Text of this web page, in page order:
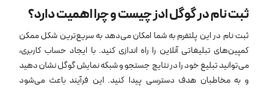
ثبت نام در گوگل ادز چیست و چرا اهمیت دارد؟
ثبت نام در این پلتفرم به شما امکان می‌دهد به سریع‌ترین شکل ممکن
کمپین‌های تبلیغاتی آنلاین را راه ‌اندازی کنید. با ایجاد حساب کاربری،
می‌توانید تبلیغ خود را در نتایج جستجو و شبکه نمایش گوگل نشان دهید
و به مخاطبان هدف دسترسی پیدا کنید. این فرآیند باعث می‌شود